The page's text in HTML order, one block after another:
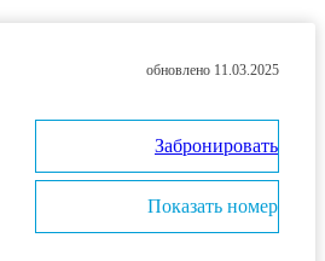
обновлено 11.03.2025
Забронировать
Показать номер